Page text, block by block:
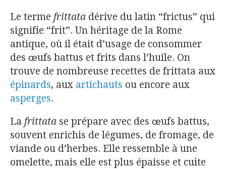
Le terme frittata dérive du latin “frictus” qui
signifie “frit”. Un héritage de la Rome
antique, où il était d’usage de consommer
des œufs battus et frits dans l’huile. On
trouve de nombreuse recettes de frittata aux
épinards, aux artichauts ou encore aux
asperges.
La frittata se prépare avec des œufs battus,
souvent enrichis de légumes, de fromage, de
viande ou d’herbes. Elle ressemble à une
omelette, mais elle est plus épaisse et cuite